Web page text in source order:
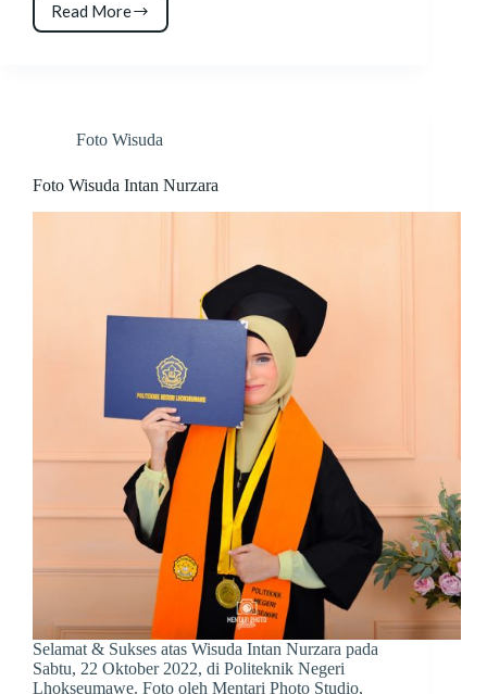
Read More
Foto
Wisuda
Foto Wisuda
Foto Wisuda Intan Nurzara
Selamat & Sukses atas Wisuda Intan Nurzara pada
Sabtu, 22 Oktober 2022, di Politeknik Negeri
Lhokseumawe. Foto oleh Mentari Photo Studio,